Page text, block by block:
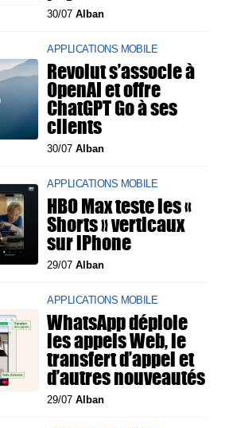
30/07Alban
APPLICATIONS MOBILE
Revolut s’associe à
OpenAI et offre
ChatGPT Go à ses
clients
30/07Alban
APPLICATIONS MOBILE
HBO Max teste les «
Shorts » verticaux
sur iPhone
29/07Alban
APPLICATIONS MOBILE
WhatsApp déploie
les appels Web, le
transfert d’appel et
d’autres nouveautés
29/07Alban